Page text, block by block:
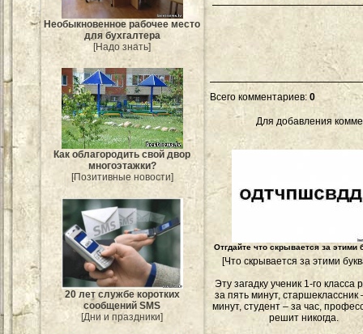
Необыкновенное рабочее место
для бухгалтера
[Надо знать]
Как облагородить свой двор
многоэтажки?
[Позитивные новости]
20 лет службе коротких
сообщений SMS
[Дни и праздники]
Всего комментариев: 0
Для добавления
Отгдайте что скрывается за этими
[Что скрывается за этими
Эту загадку ученик 1-го класса
за пять минут, старшеклассник
минут, студент – за час,
решит никогда.